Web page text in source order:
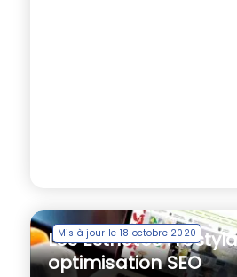
Mis à jour le 18 octobre 2020
Les Esthètes :
optimisation SEO